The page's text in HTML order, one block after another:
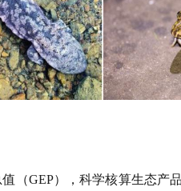
（GEP），科学核算生态产